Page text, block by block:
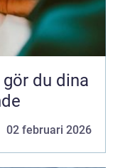
du dina
02 februari 2026